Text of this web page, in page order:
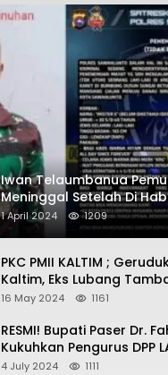
Iwan Telaumbanua
Meninggal Setelah Di
1 April 2024 1209
PKC PMII KALTIM ;
Kaltim, Eks Lubang
Menelan Korban
16 May 2024 1161
RESMI! Bupati Paser Dr.
Kukuhkan Pengurus DPP
4 July 2024 1111